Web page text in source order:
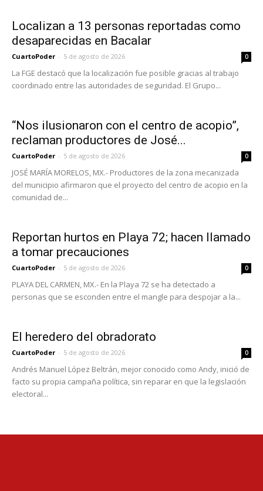
Localizan a 13 personas reportadas como
desaparecidas en Bacalar
CuartoPoder - 5 de agosto de 2026 0
La FGE destacó que la localización fue posible gracias al trabajo
coordinado entre las autoridades de seguridad. El Grupo...
“Nos ilusionaron con el centro de acopio”,
reclaman productores de José...
CuartoPoder - 5 de agosto de 2026 0
JOSÉ MARÍA MORELOS, MX.- Productores de la zona mecanizada
del municipio afirmaron que el proyecto del centro de acopio en la
comunidad de...
Reportan hurtos en Playa 72; hacen llamado
a tomar precauciones
CuartoPoder - 5 de agosto de 2026 0
PLAYA DEL CARMEN, MX.- En la Playa 72 se ha detectado a
personas que se esconden entre el mangle para despojar a la...
El heredero del obradorato
CuartoPoder - 5 de agosto de 2026 0
Andrés Manuel López Beltrán, mejor conocido como Andy, inició de
facto su propia campaña política, sin reparar en que la legislación
electoral...